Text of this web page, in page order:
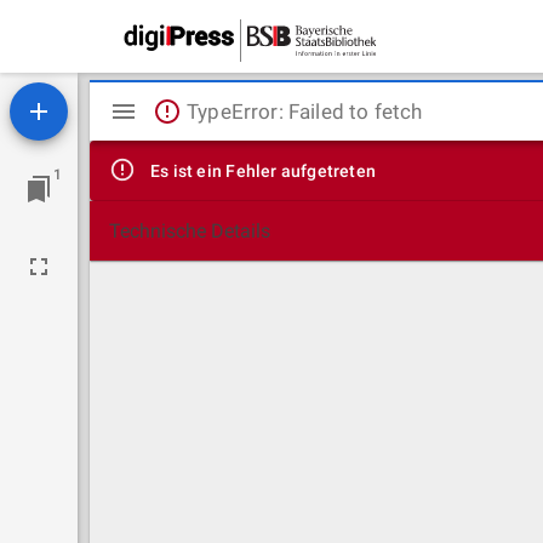
1
Mirador
Viewer
TypeError: Failed to fetch
Es ist ein Fehler aufgetreten
Technische Details